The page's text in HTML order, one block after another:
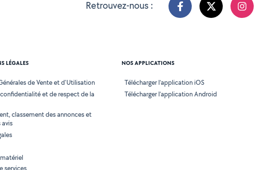
Retrouvez-nous :
LÉGALES
de Vente et d'Utilisation
et de respect de la
classement des annonces et
services
NOS APPLICATIONS
Télécharger l’application iOS
Télécharger l’application Android